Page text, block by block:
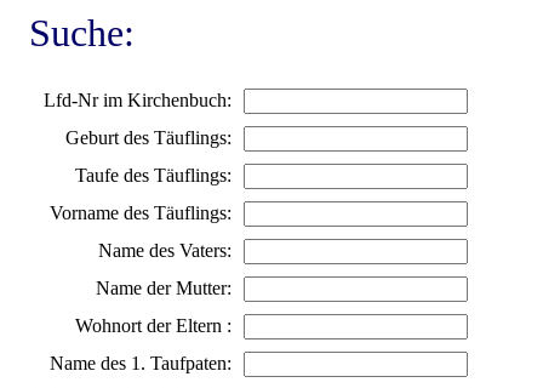
Suche:
Lfd-Nr im Kirchenbuch:
Geburt des Täuflings:
Taufe des Täuflings:
Vorname des Täuflings:
Name des Vaters:
Name der Mutter:
Wohnort der Eltern :
Name des 1. Taufpaten: